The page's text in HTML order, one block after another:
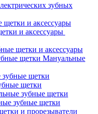
зубных
и аксессуары
щетки и аксессуары
Мануальные
щетки
зубные щетки